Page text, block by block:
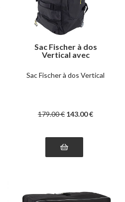
Sac Fischer à dos
Vertical avec
Sac Fischer à dos Vertical
179.00€ 143.00€